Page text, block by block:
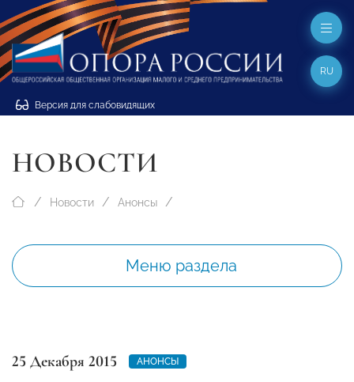
Версия для слабовидящих
RU
НОВОСТИ
Новости Анонсы
Меню раздела
25 Декабря 2015 АНОНСЫ